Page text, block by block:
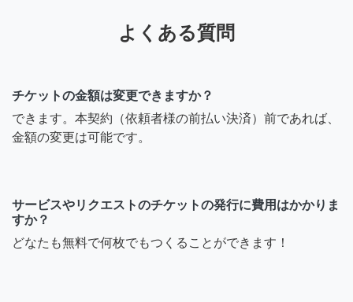
よくある質問
チケットの金額は変更できますか？
できます。本契約（依頼者様の前払い決済）前であれば、
金額の変更は可能です。
サービスやリクエストのチケットの発行に費用はかかりま
すか？
どなたも無料で何枚でもつくることができます！